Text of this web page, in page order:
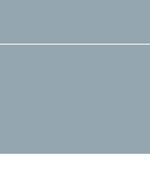
zum
MENU